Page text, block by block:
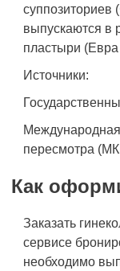
суппозиториев
выпускаются в
пластыри
Источники:
пересмотра
Как
Заказать
сервисе
необходимо